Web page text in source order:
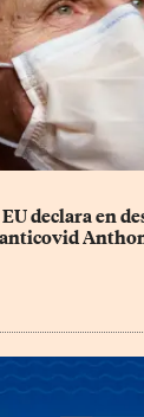
declara en